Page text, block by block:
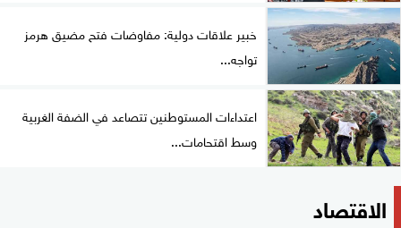
خبير علاقات دولية: مفاوضات فتح مضيق هرمز
تواجه...
اعتداءات المستوطنين تتصاعد في الضفة الغربية
وسط اقتحامات...
الاقتصاد